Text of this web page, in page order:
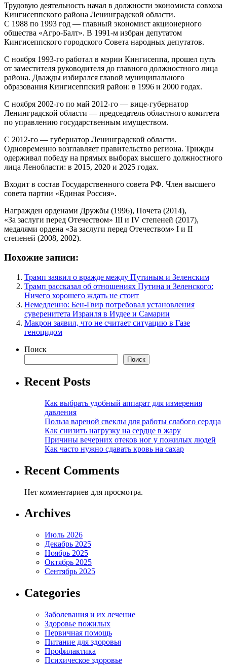
Трудовую деятельность начал в должности экономиста совхоза
Кингисеппского района Ленинградской области.
С 1988 по 1993 год — главный экономист акционерного
общества «Агро-Балт». В 1991-м избран депутатом
Кингисеппского городского Совета народных депутатов.
С ноября 1993-го работал в мэрии Кингисеппа, прошел путь
от заместителя руководителя до главного должностного лица
района. Дважды избирался главой муниципального
образования Кингисеппский район: в 1996 и 2000 годах.
С ноября 2002-го по май 2012-го — вице-губернатор
Ленинградской области — председатель областного комитета
по управлению государственным имуществом.
С 2012-го — губернатор Ленинградской области.
Одновременно возглавляет правительство региона. Трижды
одерживал победу на прямых выборах высшего должностного
лица Ленобласти: в 2015, 2020 и 2025 годах.
Входит в состав Государственного совета РФ. Член высшего
совета партии «Единая Россия».
Награжден орденами Дружбы (1996), Почета (2014),
«За заслуги перед Отечеством» III и IV степеней (2017),
медалями ордена «За заслуги перед Отечеством» I и II
степеней (2008, 2002).
Похожие записи:
Трамп заявил о вражде между Путиным и Зеленским
Трамп рассказал об отношениях Путина и Зеленского:
Ничего хорошего ждать не стоит
Немедленно: Бен-Гвир потребовал установления
суверенитета Израиля в Иудее и Самарии
Макрон заявил, что не считает ситуацию в Газе
геноцидом
Поиск
Поиск
Recent Posts
Как выбрать удобный аппарат для измерения
давления
Польза вареной свеклы для работы слабого сердца
Как снизить нагрузку на сердце в жару
Причины вечерних отеков ног у пожилых людей
Как часто нужно сдавать кровь на сахар
Recent Comments
Нет комментариев для просмотра.
Archives
Июль 2026
Декабрь 2025
Ноябрь 2025
Октябрь 2025
Сентябрь 2025
Categories
Заболевания и их лечение
Здоровье пожилых
Первичная помощь
Питание для здоровья
Профилактика
Психическое здоровье